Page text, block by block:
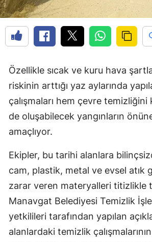
Özellikle sıcak ve kuru hava
riskinin arttığı yaz aylarında
çalışmaları hem çevre temizliğini
de oluşabilecek yangınların
amaçlıyor.
Ekipler, bu tarihi alanlara
cam, plastik, metal ve evsel atık
zarar veren materyalleri titizlikle
Manavgat Belediyesi Temizlik
yetkilileri tarafından yapılan
alanlardaki temizlik